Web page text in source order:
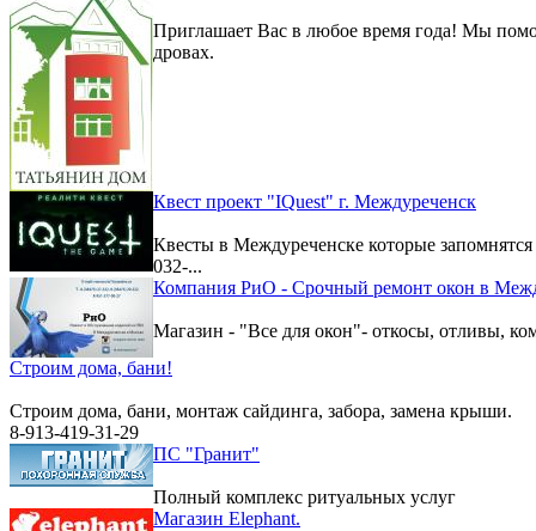
Приглашает Вас в любое время года! Мы
дровах.
Квест проект "IQuest" г. Междуреченск
Квесты в Междуреченске которые
032-...
Компания РиО - Срочный ремонт окон в
Магазин - "Все для окон"- откосы, отливы,
Строим дома, бани!
Строим дома, бани, монтаж сайдинга, забора, замена крыши.
8-913-419-31-29
ПС "Гранит"
Полный комплекс ритуальных услуг
Магазин Elephant.